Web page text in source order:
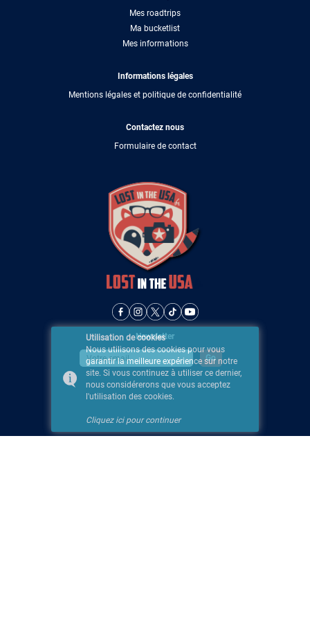
Mes roadtrips
Ma bucketlist
Mes informations
Informations légales
Mentions légales et politique de confidentialité
Contactez nous
Formulaire de contact
Newsletter
Utilisation de cookies
Nous utilisons des cookies pour vous
garantir la meilleure expérience sur notre
site. Si vous continuez à utiliser ce dernier,
nous considérerons que vous acceptez
l'utilisation des cookies.
Cliquez ici pour continuer